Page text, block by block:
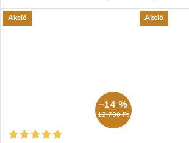
króm-vanádium
szerszámacélból készül, 59
Akció
12 700 Ft
–14 %
Akció